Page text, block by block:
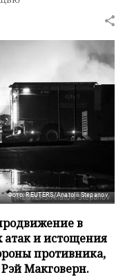
Фото: REUTERS/Anatolii Stepanov
в
и истощения
противника,
Макговерн.